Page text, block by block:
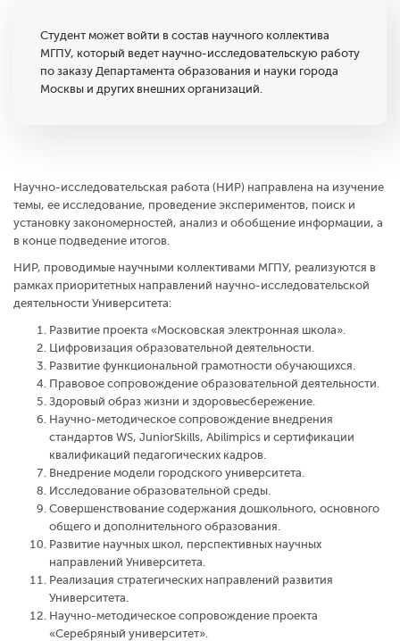
Студент может войти в состав научного коллектива
МГПУ, который ведет научно-исследовательскую работу
по заказу Департамента образования и науки города
Москвы и других внешних организаций.
Научно-исследовательская работа (НИР) направлена на изучение
темы, ее исследование, проведение экспериментов, поиск и
установку закономерностей, анализ и обобщение информации, а
в конце подведение итогов.
НИР, проводимые научными коллективами МГПУ, реализуются в
рамках приоритетных направлений научно-исследовательской
деятельности Университета:
Развитие проекта «Московская электронная школа».
Цифровизация образовательной деятельности.
Развитие функциональной грамотности обучающихся.
Правовое сопровождение образовательной деятельности.
Здоровый образ жизни и здоровьесбережение.
Научно-методическое сопровождение внедрения
стандартов WS, JuniorSkills, Abilimpics и сертификации
квалификаций педагогических кадров.
Внедрение модели городского университета.
Исследование образовательной среды.
Совершенствование содержания дошкольного, основного
общего и дополнительного образования.
Развитие научных школ, перспективных научных
направлений Университета.
Реализация стратегических направлений развития
Университета.
Научно-методическое сопровождение проекта
«Серебряный университет».